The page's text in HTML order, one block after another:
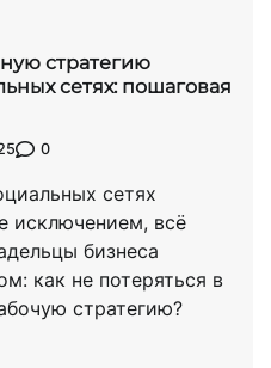
стратегию
сетях: пошаговая
0
сетях
исключением, всё
бизнеса
как не потеряться в
стратегию?